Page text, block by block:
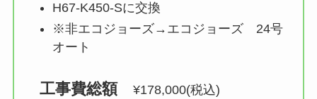
H67-K450-Sに交換
※非エコジョーズ→エコジョーズ 24号
オート
工事費総額 ¥178,000(税込)